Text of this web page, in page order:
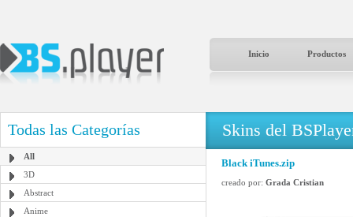
Inicio Productos
Todas las Categorías
All
3D
Abstract
Anime
Skins del
Black iTunes.zip
creado por: Grada Cristian